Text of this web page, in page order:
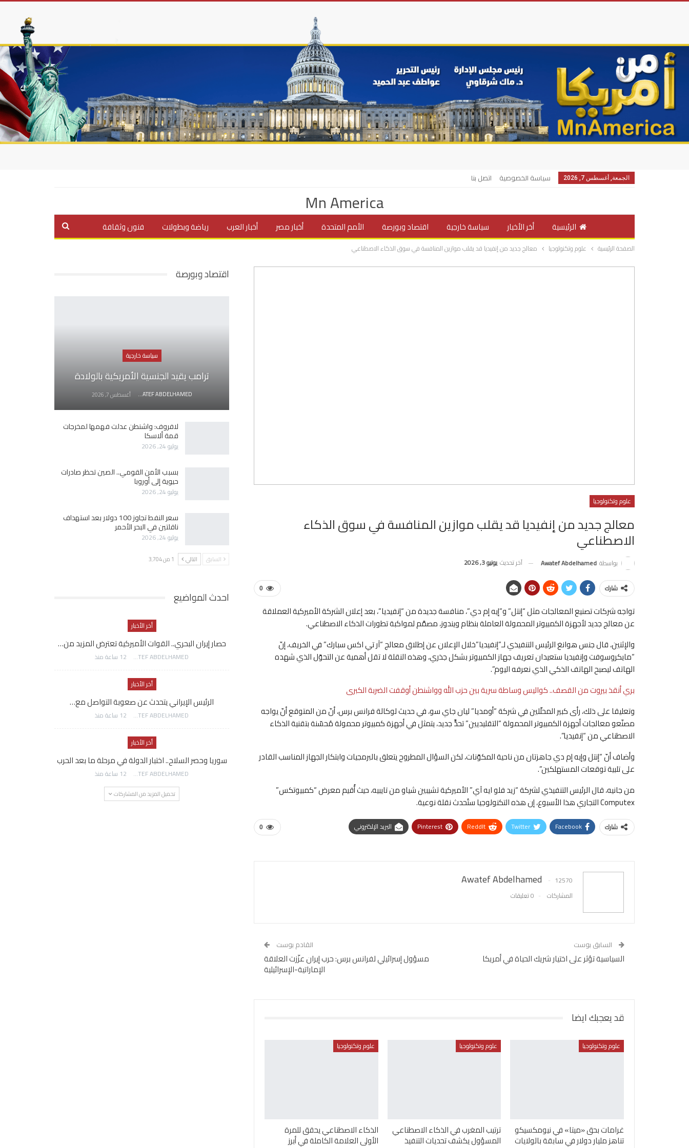
الجمعة, أغسطس 7, 2026 سياسة الخصوصية اتصل بنا
Mn America
الرئيسية أخر الأخبار سياسة خارجية اقتصاد وبورصة الأمم المتحدة أخبار مصر أخبار العرب رياضة وبطولات
فنون وثقافة
صحة وتغذية
المرأة والحياة المنح الدراسية مقالات الصفحة الرئيسية علوم وتكنولوجيا معالج جديد من إنفيديا قد يقلب موازين المنافسة في سوق الذكاء الاصطناعي
علوم وتكنولوجيا
معالج جديد من إنفيديا قد يقلب موازين المنافسة في سوق الذكاء
الاصطناعي
بواسطة Awatef Abdelhamed آخر تحديث يونيو 3, 2026
0 شارك
تواجه شركات تصنيع المعالجات مثل “إنتل” و”إيه إم دي”، منافسة جديدة من “إنفيديا”، بعد إعلان الشركة الأميركية العملاقة
عن معالج جديد لأجهزة الكمبيوتر المحمولة العاملة بنظام ويندوز، مصمَّم لمواكبة تطورات الذكاء الاصطناعي.
والإثنين، قال جنس هوانغ الرئيس التنفيذي لـ”إنفيديا”خلال الإعلان عن إطلاق معالج “آر تي اكس سبارك” في الخريف، إنّ
“مايكروسوفت وإنفيديا ستعيدان تعريف جهاز الكمبيوتر بشكل جذري، وهذه النقلة لا تقل أهمية عن التحوّل الذي شهده
الهاتف ليصبح الهاتف الذكي الذي نعرفه اليوم”.
بري أنقذ بيروت من القصف.. كواليس وساطة سرية بين حزب الله وواشنطن أوقفت الضربة الكبرى
وتعليقا على ذلك، رأى كبير المحلّلين في شركة “أومديا” ليان جاي سو، في حديث لوكالة فرانس برس، أنّ من المتوقع أنّ يواجه
مصنّعو معالجات أجهزة الكمبيوتر المحمولة “التقليديين” تحدٍّ جديد، يتمثل في أجهزة كمبيوتر محمولة مُحسّنة بتقنية الذكاء
الاصطناعي من “إنفيديا”.
وأضاف أنّ “إنتل وإيه إم دي جاهزتان من ناحية المكوّنات، لكن السؤال المطروح يتعلق بالبرمجيات وابتكار الجهاز المناسب القادر
على تلبية توقعات المستهلكين”.
من جانيه، قال الرئيس التنفيذي لشركة “زيد فلو ايه آي” الأميركية تشيبين شياو من تايبيه، حيث أُقيم معرض “كمبيوتكس”
Computex التجاري هذا الأسبوع، إن هذه التكنولوجيا ستُحدث نقلة نوعية.
0 شارك Facebook
Twitter
ReddIt
Pinterest البريد الإلكتروني
Awatef Abdelhamed
12570
المشاركات
0 تعليقات
السابق بوست
السياسية تؤثر على اختيار شريك الحياة في أمريكا
القادم بوست
مسؤول إسرائيلي لفرانس برس: حرب إيران عزّزت العلاقة
الإماراتية-الإسرائيلية
قد يعجبك ايضا
علوم وتكنولوجيا
غرامات بحق «ميتا» في نيومكسيكو
تناهز مليار دولار في سابقة بالولايات
علوم وتكنولوجيا
ترتيب المغرب في الذكاء الاصطناعي
المسؤول يكشف تحديات التنفيذ
علوم وتكنولوجيا
الذكاء الاصطناعي يحقق للمرة
الأولى العلامة الكاملة في أبرز
اقتصاد وبورصة
سياسة خارجية
ترامب يقيد الجنسية الأمريكية بالولادة
AWATEF ABDELHAMED أغسطس 7, 2026
لافروف: واشنطن عدلت فهمها لمخرجات
قمة ألاسكا
يوليو 24, 2026
بسبب الأمن القومي.. الصين تحظر صادرات
حيوية إلى أوروبا
يوليو 24, 2026
سعر النفط تجاوز 100 دولار بعد استهداف
ناقلتين في البحر الأحمر
يوليو 24, 2026
السابق التالي 1 من 3٬704
احدث المواضيع
أخر الأخبار
حصار إيران البحري.. القوات الأميركية تعترض المزيد من…
AWATEF ABDELHAMED 12 ساعة منذ
أخر الأخبار
الرئيس الإيراني يتحدث عن صعوبة التواصل مع…
AWATEF ABDELHAMED 12 ساعة منذ
أخر الأخبار
سوريا وحصر السلاح.. اختبار الدولة في مرحلة ما بعد الحرب
AWATEF ABDELHAMED 12 ساعة منذ
تحميل المزيد من المشاركات